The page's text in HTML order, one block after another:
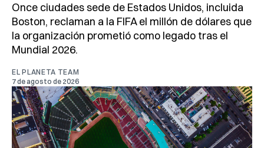
Once ciudades sede de Estados Unidos, incluida
Boston, reclaman a la FIFA el millón de dólares que
la organización prometió como legado tras el
Mundial 2026.
EL PLANETA TEAM
7 de agosto de 2026